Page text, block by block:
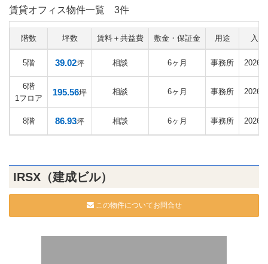
賃貸オフィス物件一覧 3件
階数 坪数 賃料＋共益費 敷金・保証金 用途 入
5階 39.02坪 相談 6ヶ月 事務所 2026
6階
1フロア
195.56坪 相談 6ヶ月 事務所 2026
8階 86.93坪 相談 6ヶ月 事務所 2026
IRSX（建成ビル）
この物件についてお問合せ